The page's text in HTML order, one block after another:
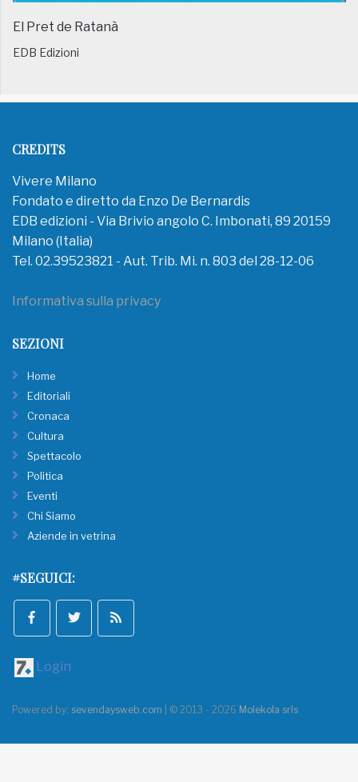
El Pret de Ratanà
EDB Edizioni
CREDITS
Vivere Milano
Fondato e diretto da Enzo De Bernardis
EDB edizioni - Via Brivio angolo C. Imbonati, 89 20159
Milano (Italia)
Tel. 02.39523821 - Aut. Trib. Mi. n. 803 del 28-12-06
Informativa sulla privacy
SEZIONI
Home
Editoriali
Cronaca
Cultura
Spettacolo
Politica
Eventi
Chi Siamo
Aziende in vetrina
#SEGUICI:
Login
Powered by: sevendaysweb.com | © 2013 - 2026 Molekola srls